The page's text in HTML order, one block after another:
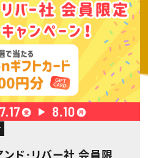
知らせ
ル×つながる×メディア
ンド･リバー社 会員限